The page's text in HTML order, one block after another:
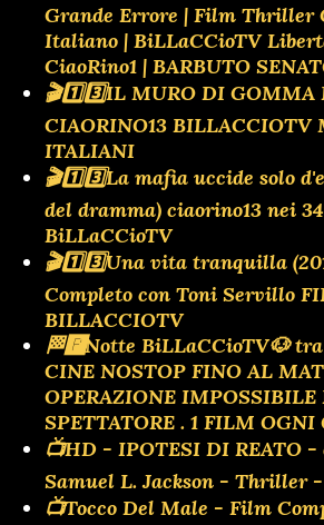
Grande Errore | Film Thriller
Italiano | BiLLaCCioTV
CiaoRino1 | BARBUTO
🎬1️⃣3️⃣IL MURO DI GOMMA
CIAORINO13 BILLACCIOTV
ITALIANI
🎬1️⃣3️⃣La mafia uccide solo
del dramma) ciaorino13 nei
BiLLaCCioTV
🎬1️⃣3️⃣Una vita tranquilla
Completo con Toni Servillo
BILLACCIOTV
🏁🅿️Notte BiLLaCCioTV🐶 tra
CINE NOSTOP FINO AL
OPERAZIONE IMPOSSIBILE
SPETTATORE . 1 FILM OGNI
📺HD - IPOTESI DI REATO -
Samuel L. Jackson - Thriller
📺Tocco Del Male - Film